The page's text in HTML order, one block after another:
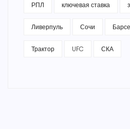
РПЛ ключевая ставка
Ливерпуль Сочи
Трактор UFC СКА